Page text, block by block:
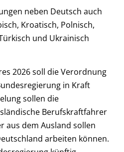
neben Deutsch auch
Kroatisch, Polnisch,
und Ukrainisch
2026 soll die Verordnung
in Kraft
sollen die
Berufskraftfahrer
aus dem Ausland sollen
arbeiten können.